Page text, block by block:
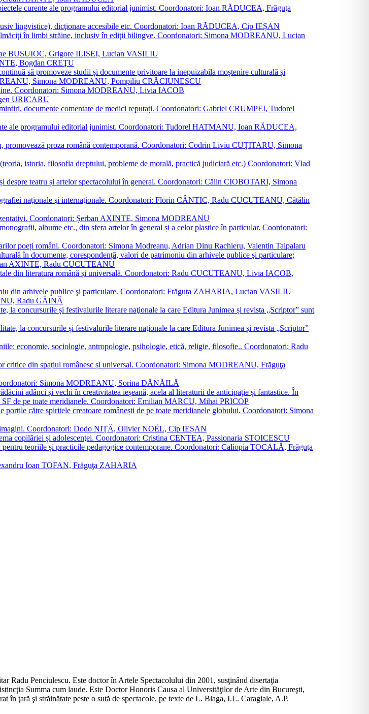
curente ale programului editorial junimist. Coordonatori: Ioan RĂDUCEA, Frăguţa
lingvistice), dicţionare accesibile etc. Coordonatori: Ioan RĂDUCEA, Cip IEȘAN
în limbi străine, inclusiv în ediţii bilingve. Coordonatori: Simona MODREANU, Lucian
BUSUIOC, Grigore ILISEI, Lucian VASILIU
Bogdan CREŢU
să promoveze studii și documente privitoare la inepuizabila moștenire culturală și
Simona MODREANU, Pompiliu CRĂCIUNESCU
Coordonatori: Simona MODREANU, Livia IACOB
URICARU
documente comentate de medici reputați. Coordonatori: Gabriel CRUMPEI, Tudorel
ale programului editorial junimist. Coordonatori: Tudorel HATMANU, Ioan RĂDUCEA,
promovează proza română contemporană. Coordonatori: Codrin Liviu CUŢITARU, Simona
istoria, filosofia dreptului, probleme de morală, practică judiciară etc.) Coordonatori: Vlad
despre teatru și artelor spectacolului în general. Coordonatori: Călin CIOBOTARI, Simona
naţionale şi internaţionale. Coordonatori: Florin CÂNTIC, Radu CUCUTEANU, Cătălin
Coordonatori: Șerban AXINTE, Simona MODREANU
albume etc., din sfera artelor în general și a celor plastice în particular. Coordonatori:
poeți români. Coordonatori: Simona Modreanu, Adrian Dinu Rachieru, Valentin Talpalaru
în documente, corespondență, valori de patrimoniu din arhivele publice şi particulare;
AXINTE, Radu CUCUTEANU
din literatura română și universală. Coordonatori: Radu CUCUTEANU, Livia IACOB,
din arhivele publice şi particulare. Coordonatori: Frăguța ZAHARIA, Lucian VASILIU
Radu GĂINĂ
la concursurile și festivalurile literare naţionale la care Editura Junimea și revista „Scriptor” sunt
la concursurile și festivalurile literare naţionale la care Editura Junimea și revista „Scriptor”
economie, sociologie, antropologie, psihologie, etică, religie, filosofie.. Coordonatori: Radu
critice din spațiul românesc și universal. Coordonatori: Simona MODREANU, Frăguţa
Simona MODREANU, Sorina DĂNĂILĂ
adânci și vechi în creativitatea ieșeană, acela al literaturii de anticipație și fantastice. În
de pe toate meridianele. Coordonatori: Emilian MARCU, Mihai PRICOP
către spiritele creatoare românești de pe toate meridianele globului. Coordonatori: Simona
imagini. Coordonatori: Dodo NIȚĂ, Olivier NOËL, Cip IEȘAN
copilăriei și adolescenţei. Coordonatori: Cristina CENTEA, Passionaria STOICESCU
teoriile și practicile pedagogice contemporane. Coordonatori: Caliopia TOCALĂ, Frăguţa
Ioan TOFAN, Frăguţa ZAHARIA
Radu Penciulescu. Este doctor în Artele Spectacolului din 2001, susţinând disertaţia
Summa cum laude. Este Doctor Honoris Causa al Universităţilor de Arte din Bucureşti,
ţară şi străinătate peste o sută de spectacole, pe texte de L. Blaga, I.L. Caragiale, A.P.